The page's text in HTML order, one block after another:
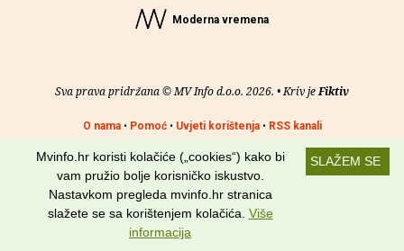
Moderna vremena
Sva prava pridržana © MV Info d.o.o. 2026. • Kriv jeFiktiv
O nama• Pomoć• Uvjeti korištenja• RSS kanali
Potraži nas na: SLAŽEM SE
Mvinfo.hr koristi kolačiće („cookies“) kako bi
vam pružio bolje korisničko iskustvo.
Nastavkom pregleda mvinfo.hr stranica
slažete se sa korištenjem kolačića. Više
informacija